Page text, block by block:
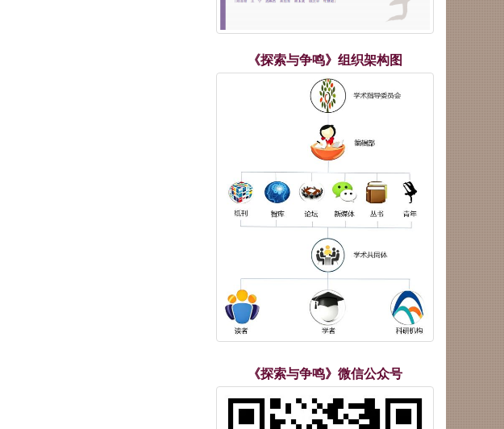
《探索与争鸣》组织架构图
《探索与争鸣》微信公众号